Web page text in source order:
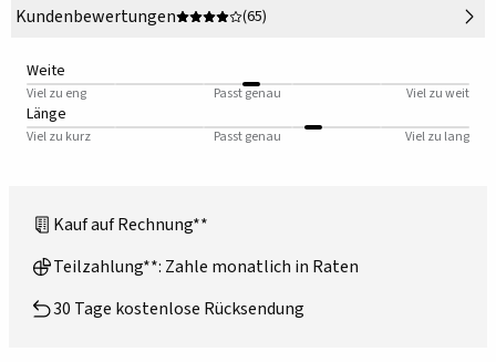
Kundenbewertungen
(65)
Weite
Viel zu eng Passt genau Viel zu weit
Länge
Viel zu kurz Passt genau Viel zu lang
Kauf auf Rechnung**
Teilzahlung**: Zahle monatlich in Raten
30 Tage kostenlose Rücksendung